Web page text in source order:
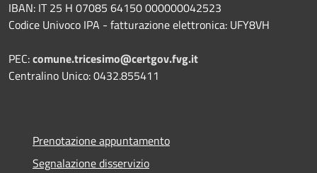
IBAN: IT 25 H 07085 64150 000000042523
Codice Univoco IPA - fatturazione elettronica: UFY8VH
PEC:comune.tricesimo@certgov.fvg.it
Centralino Unico: 0432.855411
Prenotazione appuntamento
Segnalazione disservizio